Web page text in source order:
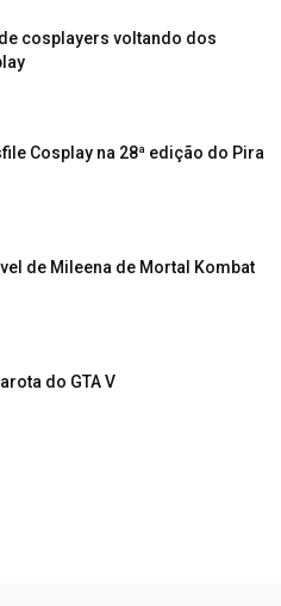
cosplayers voltando dos
Cosplay na 28ª edição do Pira
de Mileena de Mortal Kombat
do GTA V